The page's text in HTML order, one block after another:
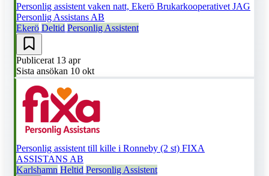
Personlig assistent vaken natt, Ekerö Brukarkooperativet JAG
Personlig Assistans AB
Ekerö Deltid Personlig Assistent
Publicerat 13 apr
Sista ansökan 10 okt
Personlig assistent till kille i Ronneby (2 st) FIXA
ASSISTANS AB
Karlshamn Heltid Personlig Assistent